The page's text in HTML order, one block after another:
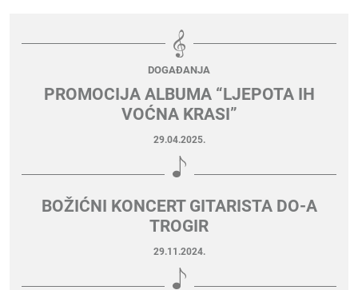
DOGAĐANJA
PROMOCIJA ALBUMA “LJEPOTA IH
VOĆNA KRASI”
29.04.2025.
BOŽIĆNI KONCERT GITARISTA DO-A
TROGIR
29.11.2024.